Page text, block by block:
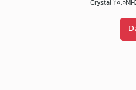
Crystal